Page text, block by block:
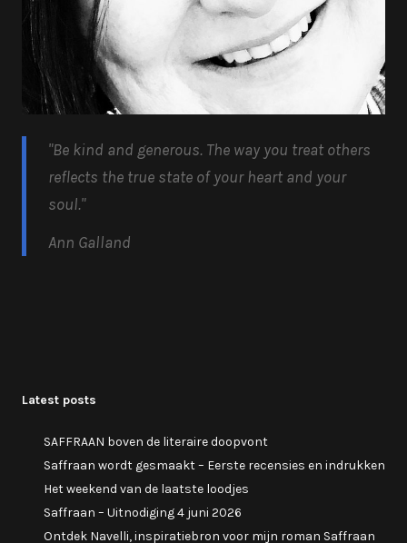
"Be kind and generous. The way you treat others
reflects the true state of your heart and your
soul."
Ann Galland
Latest posts
SAFFRAAN boven de literaire doopvont
Saffraan wordt gesmaakt – Eerste recensies en indrukken
Het weekend van de laatste loodjes
Saffraan – Uitnodiging 4 juni 2026
Ontdek Navelli, inspiratiebron voor mijn roman Saffraan